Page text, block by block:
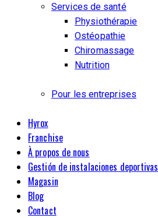
Services de santé
Physiothérapie
Ostéopathie
Chiromassage
Nutrition
Pour les entreprises
Hyrox
Franchise
À propos de nous
Gestión de instalaciones deportivas
Magasin
Blog
Contact